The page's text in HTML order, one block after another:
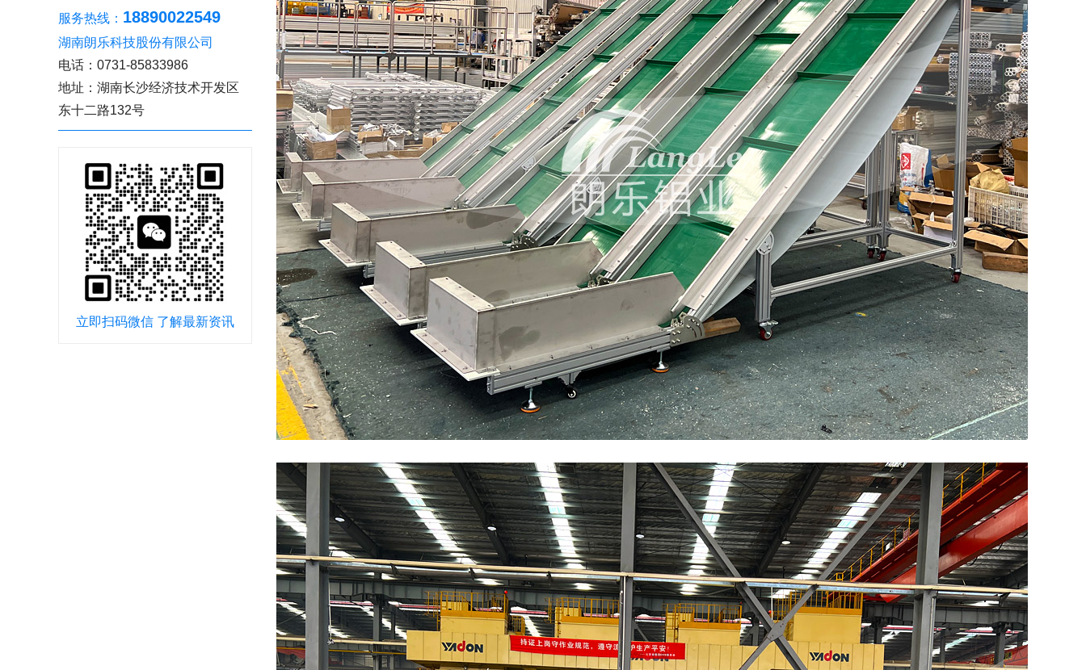
服务热线： 18890022549
湖南朗乐科技股份有限公司
电话：0731-85833986
地址：湖南长沙经济技术开发区
东十二路132号
立即扫码微信 了解最新资讯